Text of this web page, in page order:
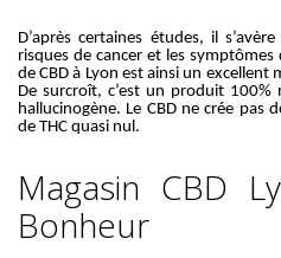
D’après certaines études, il
risques de cancer et les symptômes
de CBD à Lyon est ainsi un
De surcroît, c’est un produit
hallucinogène. Le CBD ne crée pas
de THC quasi nul.
Magasin CBD
Bonheur